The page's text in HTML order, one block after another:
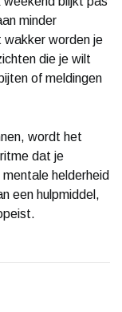
minder
wakker worden je
die je wilt
of meldingen
wordt het
dat je
helderheid
een hulpmiddel,